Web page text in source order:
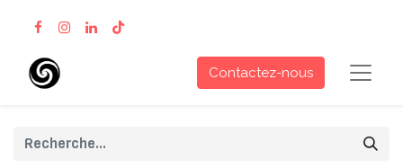
Contactez-nous